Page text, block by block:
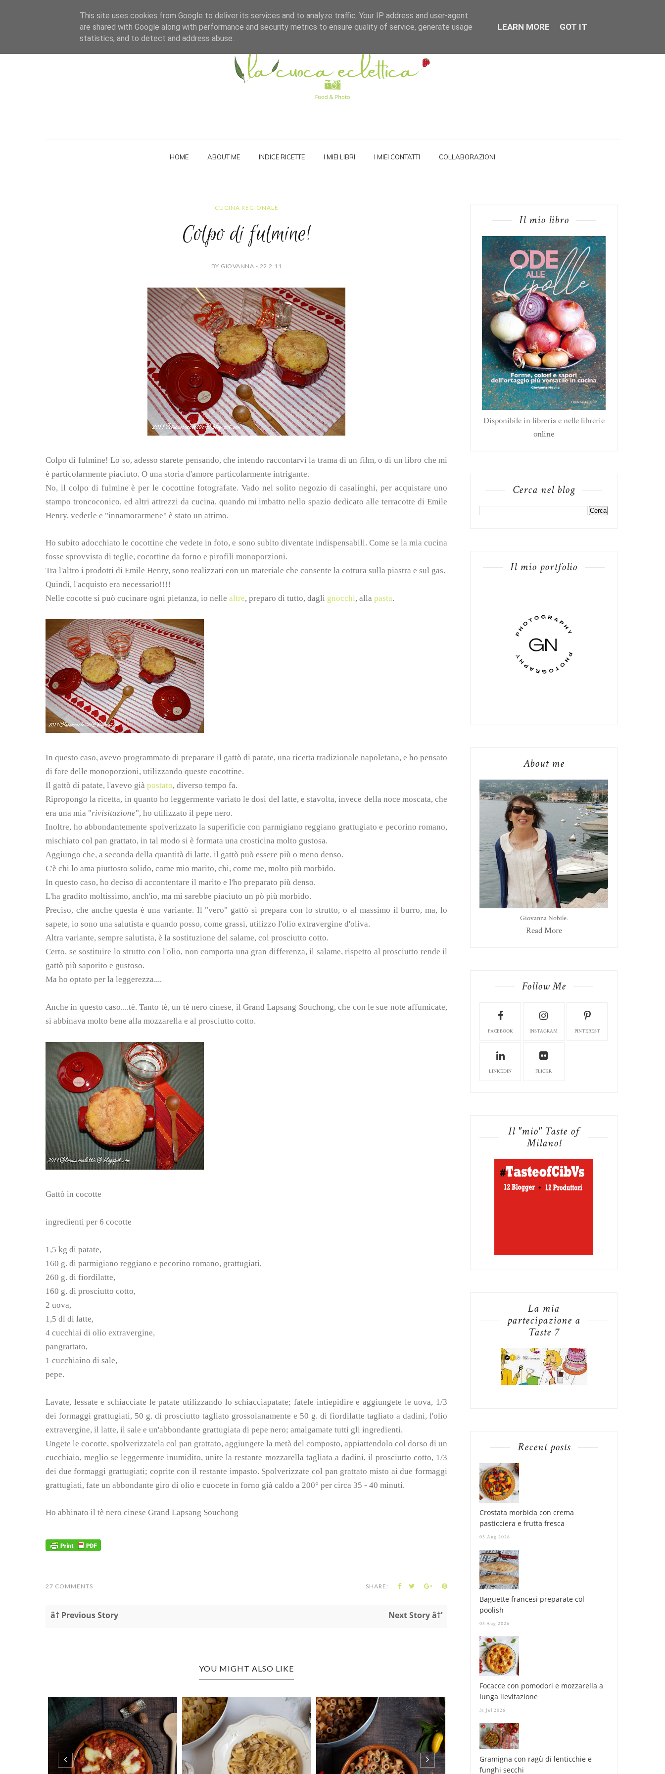
HOME ABOUT ME INDICE RICETTE I MIEI LIBRI I MIEI CONTATTI COLLABORAZIONI
CUCINA REGIONALE
Colpo di fulmine!
BY GIOVANNA - 22.2.11
Colpo di fulmine! Lo so, adesso starete pensando, che intendo raccontarvi la trama di un film, o di un libro che mi
è particolarmente piaciuto. O una storia d'amore particolarmente intrigante.
No, il colpo di fulmine è per le cocottine fotografate. Vado nel solito negozio di casalinghi, per acquistare uno
stampo troncoconico, ed altri attrezzi da cucina, quando mi imbatto nello spazio dedicato alle terracotte di Emile
Henry, vederle e "innamorarmene" è stato un attimo.
Ho subito adocchiato le cocottine che vedete in foto, e sono subito diventate indispensabili. Come se la mia cucina
fosse sprovvista di teglie, cocottine da forno e pirofili monoporzioni.
Tra l'altro i prodotti di Emile Henry, sono realizzati con un materiale che consente la cottura sulla piastra e sul gas.
Quindi, l'acquisto era necessario!!!!
Nelle cocotte si può cucinare ogni pietanza, io nelle altre, preparo di tutto, dagli gnocchi, alla pasta.
In questo caso, avevo programmato di preparare il gattò di patate, una ricetta tradizionale napoletana, e ho pensato
di fare delle monoporzioni, utilizzando queste cocottine.
Il gattò di patate, l'avevo già postato, diverso tempo fa.
Ripropongo la ricetta, in quanto ho leggermente variato le dosi del latte, e stavolta, invece della noce moscata, che
era una mia "rivisitazione", ho utilizzato il pepe nero.
Inoltre, ho abbondantemente spolverizzato la superificie con parmigiano reggiano grattugiato e pecorino romano,
mischiato col pan grattato, in tal modo si è formata una crosticina molto gustosa.
Aggiungo che, a seconda della quantità di latte, il gattò può essere più o meno denso.
C'è chi lo ama piuttosto solido, come mio marito, chi, come me, molto più morbido.
In questo caso, ho deciso di accontentare il marito e l'ho preparato più denso.
L'ha gradito moltissimo, anch'io, ma mi sarebbe piaciuto un pò più morbido.
Preciso, che anche questa è una variante. Il "vero" gattò si prepara con lo strutto, o al massimo il burro, ma, lo
sapete, io sono una salutista e quando posso, come grassi, utilizzo l'olio extravergine d'oliva.
Altra variante, sempre salutista, è la sostituzione del salame, col prosciutto cotto.
Certo, se sostituire lo strutto con l'olio, non comporta una gran differenza, il salame, rispetto al prosciutto rende il
gattò più saporito e gustoso.
Ma ho optato per la leggerezza....
Anche in questo caso....tè. Tanto tè, un tè nero cinese, il Grand Lapsang Souchong, che con le sue note affumicate,
si abbinava molto bene alla mozzarella e al prosciutto cotto.
Gattò in cocotte
ingredienti per 6 cocotte
1,5 kg di patate,
160 g. di parmigiano reggiano e pecorino romano, grattugiati,
260 g. di fiordilatte,
160 g. di prosciutto cotto,
2 uova,
1,5 dl di latte,
4 cucchiai di olio extravergine,
pangrattato,
1 cucchiaino di sale,
pepe.
Lavate, lessate e schiacciate le patate utilizzando lo schiacciapatate; fatele intiepidire e aggiungete le uova, 1/3
dei formaggi grattugiati, 50 g. di prosciutto tagliato grossolanamente e 50 g. di fiordilatte tagliato a dadini, l'olio
extravergine, il latte, il sale e un'abbondante grattugiata di pepe nero; amalgamate tutti gli ingredienti.
Ungete le cocotte, spolverizzatela col pan grattato, aggiungete la metà del composto, appiattendolo col dorso di un
cucchiaio, meglio se leggermente inumidito, unite la restante mozzarella tagliata a dadini, il prosciutto cotto, 1/3
dei due formaggi grattugiati; coprite con il restante impasto. Spolverizzate col pan grattato misto ai due formaggi
grattugiati, fate un abbondante giro di olio e cuocete in forno già caldo a 200° per circa 35 - 40 minuti.
Ho abbinato il tè nero cinese Grand Lapsang Souchong
27 COMMENTS SHARE:
â† Previous Story Next Story â†’
YOU MIGHT ALSO LIKE
Il mio libro
Disponibile in libreria e nelle librerie
online
Cerca nel blog
Il mio portfolio
About me
Giovanna Nobile.
Read More
Follow Me
FACEBOOK INSTAGRAM PINTEREST
LINKEDIN FLICKR
Il "mio" Taste of
Milano!
La mia
partecipazione a
Taste 7
Recent posts
Crostata morbida con crema
pasticciera e frutta fresca
05 Aug 2026
Baguette francesi preparate col
poolish
03 Aug 2026
Focacce con pomodori e mozzarella a
lunga lievitazione
31 Jul 2026
Gramigna con ragù di lenticchie e
funghi secchi
This site uses cookies from Google to deliver its services and to analyze traffic. Your IP address and user-agent
are shared with Google along with performance and security metrics to ensure quality of service, generate usage
statistics, and to detect and address abuse.
LEARN MORE GOT IT